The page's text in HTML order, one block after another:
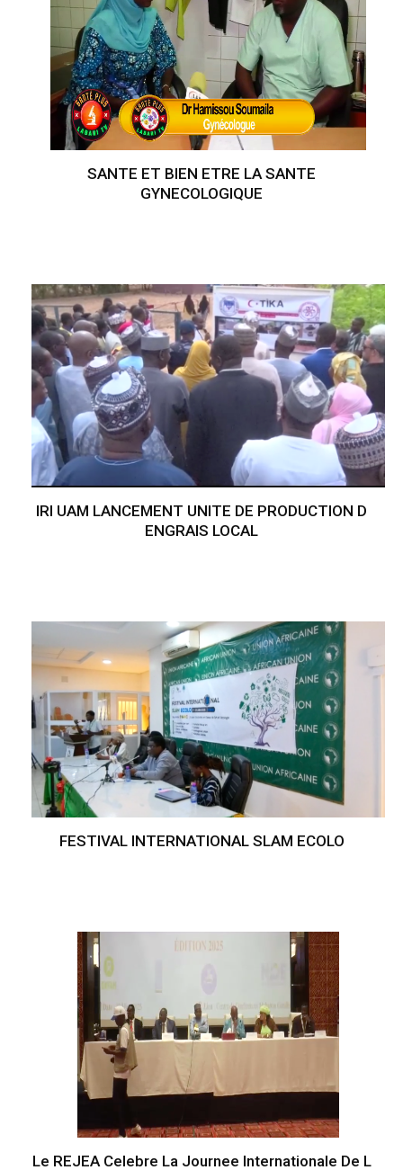
SANTE ET BIEN ETRE LA SANTE
GYNECOLOGIQUE
IRI UAM LANCEMENT UNITE DE PRODUCTION D
ENGRAIS LOCAL
FESTIVAL INTERNATIONAL SLAM ECOLO
Le REJEA Celebre La Journee Internationale De L